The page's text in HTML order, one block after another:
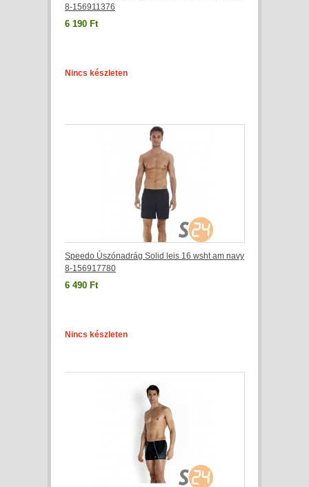
8-156911376
6 190 Ft
Nincs készleten
Speedo Úszónadrág Solid leis 16 wsht am navy
8-156917780
6 490 Ft
Nincs készleten